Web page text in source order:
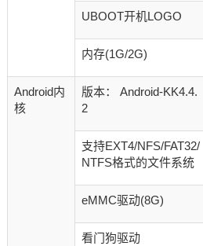
UBOOT开机LOGO
内存(1G/2G)
Android内
核
版本： Android-KK4.4.
2
支持EXT4/NFS/FAT32/
NTFS格式的文件系统
eMMC驱动(8G)
看门狗驱动